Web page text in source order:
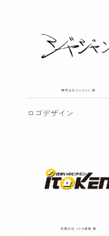
ロゴデザイン